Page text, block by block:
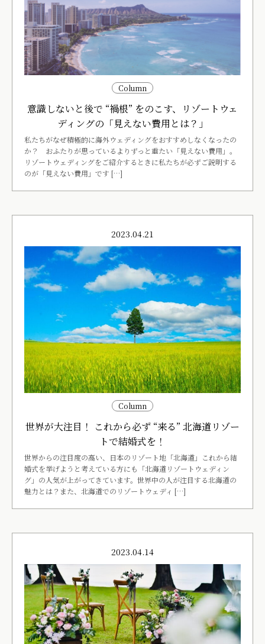
Column
意識しないと後で “禍根” をのこす、リゾートウェ
ディングの「見えない費用とは？」
私たちがなぜ積極的に海外ウェディングをおすすめしなくなったの
か？ おふたりが思っているよりずっと重たい「見えない費用」。
リゾートウェディングをご紹介するときに私たちが必ずご説明する
のが「見えない費用」です […]
2023.04.21
Column
世界が大注目！ これから必ず “来る” 北海道リゾー
トで結婚式を！
世界からの注目度の高い、日本のリゾート地「北海道」これから結
婚式を挙げようと考えている方にも「北海道リゾートウェディン
グ」の人気が上がってきています。世界中の人が注目する北海道の
魅力とは？また、北海道でのリゾートウェディ […]
2023.04.14